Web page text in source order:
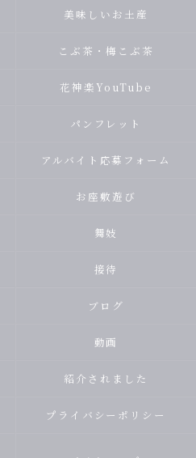
美味しいお土産
こぶ茶・梅こぶ茶
花神楽YouTube
パンフレット
アルバイト応募フォーム
お座敷遊び
舞妓
接待
ブログ
動画
紹介されました
プライバシーポリシー